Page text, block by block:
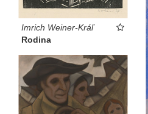
Imrich Weiner-Kráľ
Rodina